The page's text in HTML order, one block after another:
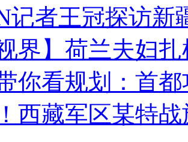
记者王冠探访新
视界】荷兰夫妇
你看规划：首
西藏军区某特